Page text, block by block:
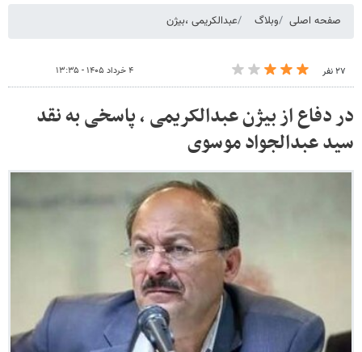
صفحه اصلی وبلاگ عبدالکریمی ،بیژن
۲۷ نفر ۴ خرداد ۱۴۰۵ - ۱۳:۳۵
در دفاع از بیژن عبدالکریمی ، پاسخی به نقد
سید عبدالجواد موسوی